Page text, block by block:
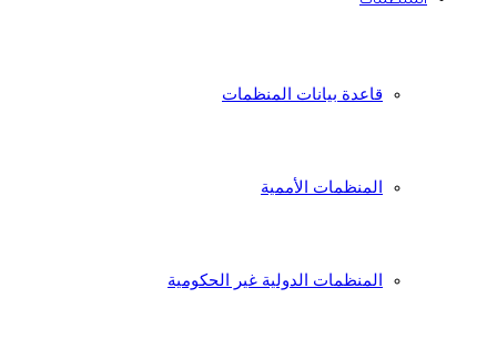
قاعدة بيانات المنظمات
المنظمات الأممية
المنظمات الدولية غير الحكومية